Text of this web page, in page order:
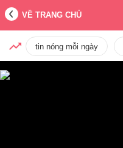
VỀ TRANG CHỦ
tin nóng mỗi ngày